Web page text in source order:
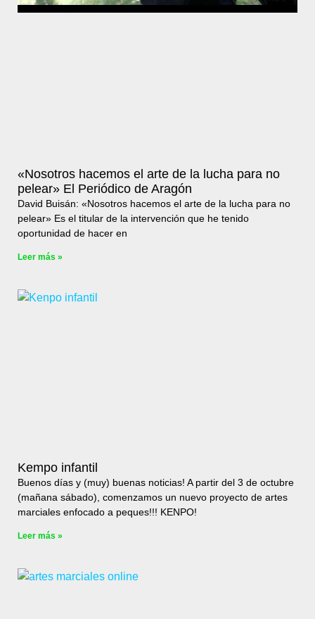
«Nosotros hacemos el arte de la lucha para no
pelear» El Periódico de Aragón
David Buisán: «Nosotros hacemos el arte de la lucha para no
pelear» Es el titular de la intervención que he tenido
oportunidad de hacer en
Leer más »
Kempo infantil
Buenos días y (muy) buenas noticias! A partir del 3 de octubre
(mañana sábado), comenzamos un nuevo proyecto de artes
marciales enfocado a peques!!! KENPO!
Leer más »